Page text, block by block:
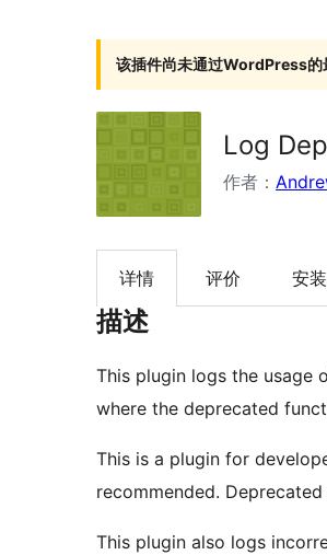
件
该插件尚未通过WordPress的
Log
作者：
详情 评价 安装
描述
This plugin logs the usage
where the deprecated
This is a plugin for
recommended.
This plugin also logs